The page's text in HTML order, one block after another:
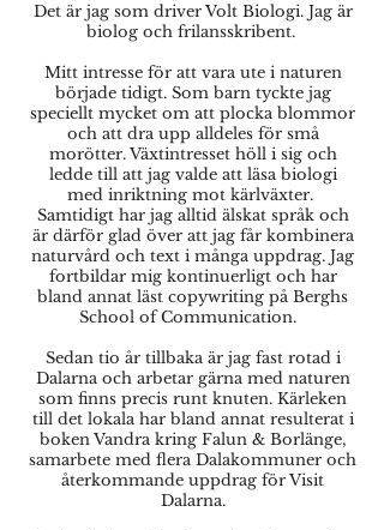
Det är jag som driver Volt Biologi. Jag är
biolog och frilansskribent.
Mitt intresse för att vara ute i naturen
började tidigt. Som barn tyckte jag
speciellt mycket om att plocka blommor
och att dra upp alldeles för små
morötter. Växtintresset höll i sig och
ledde till att jag valde att läsa biologi
med inriktning mot kärlväxter.
Samtidigt har jag alltid älskat språk och
är därför glad över att jag får kombinera
naturvård och text i många uppdrag. Jag
fortbildar mig kontinuerligt och har
bland annat läst copywriting på Berghs
School of Communication.
Sedan tio år tillbaka är jag fast rotad i
Dalarna och arbetar gärna med naturen
som finns precis runt knuten. Kärleken
till det lokala har bland annat resulterat i
boken Vandra kring Falun & Borlänge,
samarbete med flera Dalakommuner och
återkommande uppdrag för Visit
Dalarna.